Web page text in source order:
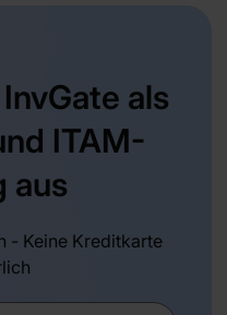
als
ITAM-
aus
- Keine Kreditkarte